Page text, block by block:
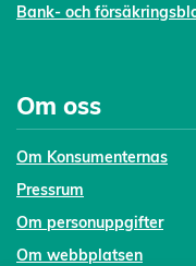
Bank- och
Om oss
Om Konsumenternas
Pressrum
Om personuppgifter
Om webbplatsen